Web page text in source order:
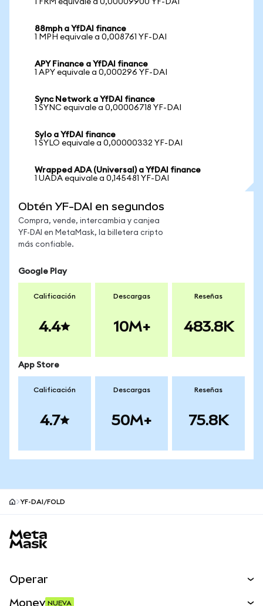
1 FRM equivale a 0,00009900 YF-DAI
88mph a YfDAI finance
1 MPH equivale a 0,008761 YF-DAI
APY Finance a YfDAI finance
1 APY equivale a 0,000296 YF-DAI
Sync Network a YfDAI finance
1 SYNC equivale a 0,00006718 YF-DAI
Sylo a YfDAI finance
1 SYLO equivale a 0,00000332 YF-DAI
Wrapped ADA (Universal) a YfDAI finance
1 UADA equivale a 0,145481 YF-DAI
Obtén YF-DAI en segundos
Compra, vende, intercambia y canjea
YF-DAI en MetaMask, la billetera cripto
más confiable.
Google Play
Calificación
4.4
Descargas
10M+
Reseñas
483.8K
App Store
Calificación
4.7
Descargas
50M+
Reseñas
75.8K
YF-DAI/FOLD
Operar
Money NUEVA